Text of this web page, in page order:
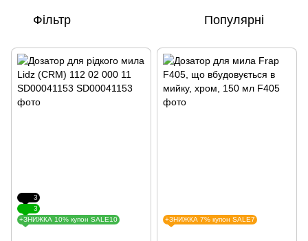
Фільтр Популярні
3
3
+ЗНИЖКА 10% купон SALE10
+ЗНИЖКА 7% купон SALE7